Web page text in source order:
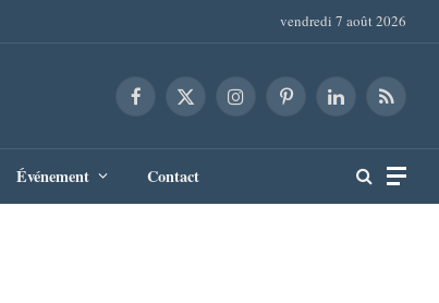
vendredi 7 août 2026
Facebook
X
InstagramPinterestLinkedInRSS
Événement Contact